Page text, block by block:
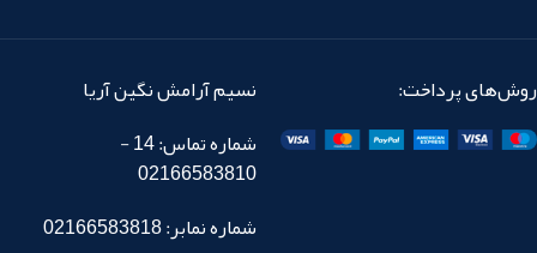
روش‌های پرداخت:
نسیم آرامش نگین آریا
شماره تماس: 14 -
02166583810
شماره نمابر: 02166583818